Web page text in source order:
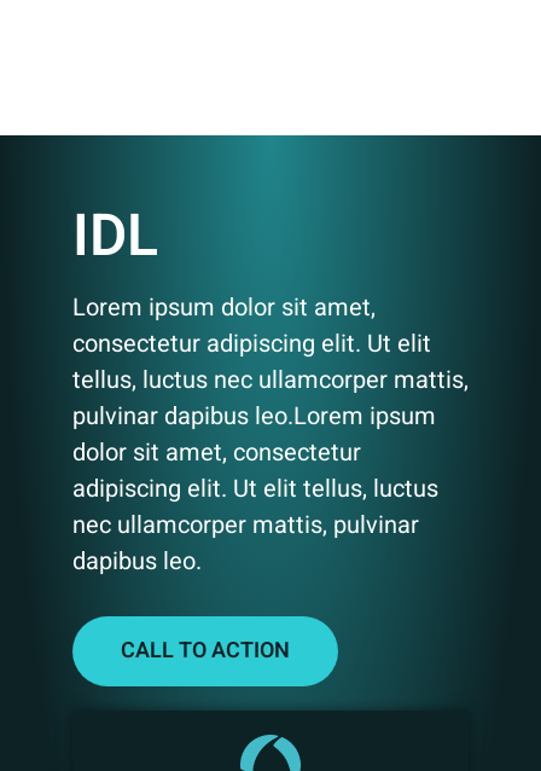
IDL
Lorem ipsum dolor sit amet,
consectetur adipiscing elit. Ut elit
tellus, luctus nec ullamcorper mattis,
pulvinar dapibus leo.Lorem ipsum
dolor sit amet, consectetur
adipiscing elit. Ut elit tellus, luctus
nec ullamcorper mattis, pulvinar
dapibus leo.
CALL TO ACTION